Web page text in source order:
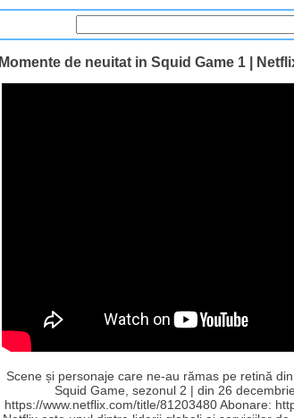
Momente de neuitat in Squid Game 1 |
Scene și personaje care ne-au rămas pe retină
Squid Game, sezonul 2 | din 26
https://www.netflix.com/title/81203480 Abonare: